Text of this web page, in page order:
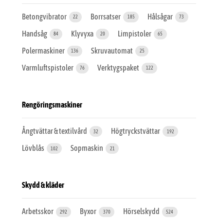
Betongvibrator 22 Borrsatser 185 Hålsågar 73
Handsåg 84 Klyvyxa 20 Limpistoler 65
Polermaskiner 136 Skruvautomat 25
Varmluftspistoler 76 Verktygspaket 122
Rengöringsmaskiner
Ångtvättar & textilvård 32 Högtryckstvättar 192
Lövblås 102 Sopmaskin 21
Skydd & kläder
Arbetsskor 292 Byxor 370 Hörselskydd 524